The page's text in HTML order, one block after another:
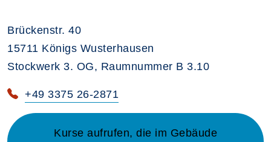
Brückenstr. 40
15711 Königs Wusterhausen
Stockwerk 3. OG, Raumnummer B 3.10
+49 3375 26-2871
Kurse aufrufen, die im Gebäude